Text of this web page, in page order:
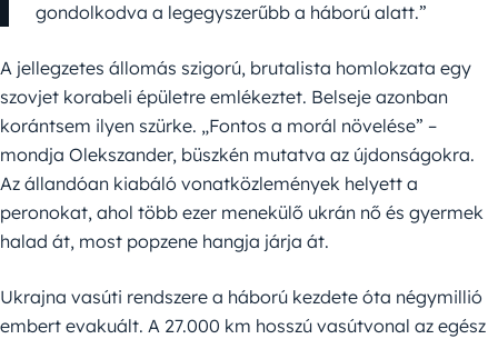
gondolkodva a legegyszerűbb a háború alatt.”
A jellegzetes állomás szigorú, brutalista homlokzata egy
szovjet korabeli épületre emlékeztet. Belseje azonban
korántsem ilyen szürke. „Fontos a morál növelése” –
mondja Olekszander, büszkén mutatva az újdonságokra.
Az állandóan kiabáló vonatközlemények helyett a
peronokat, ahol több ezer menekülő ukrán nő és gyermek
halad át, most popzene hangja járja át.
Ukrajna vasúti rendszere a háború kezdete óta négymillió
embert evakuált. A 27.000 km hosszú vasútvonal az egész